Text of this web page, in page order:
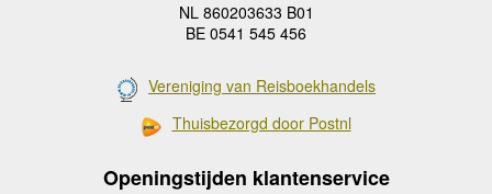
NL 860203633 B01
BE 0541 545 456
Vereniging van Reisboekhandels
Thuisbezorgd door Postnl
Openingstijden klantenservice